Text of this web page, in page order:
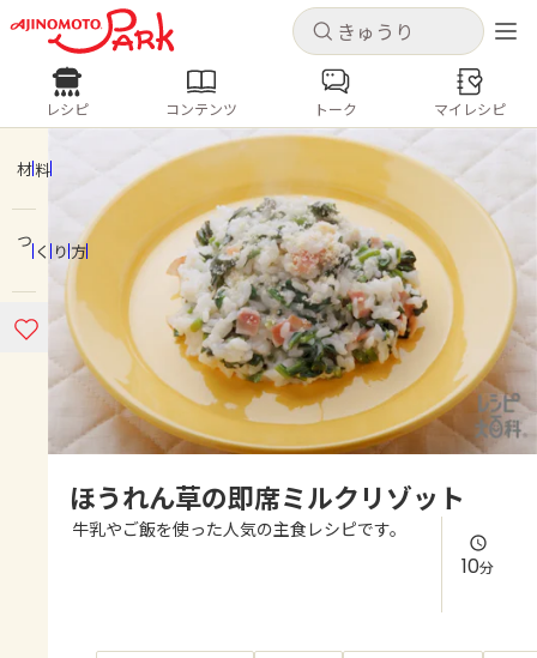
キャンセル
ログインするとレシピを保存できます
ログイン 新規登録
ホーム
コンテンツ
レシピ
よくあるお問い合わせ
キャンセル
レシピ コンテンツ
人気の食材・レシピ
きゅうり なす トマト
とうもろこし
ピーマン
みょうが ゴーヤ
レシピ コンテンツ トーク マイレシピ
材料
つくり方
ほうれん草の即席ミルクリゾット
牛乳やご飯を使った人気の主食レシピです。
10分